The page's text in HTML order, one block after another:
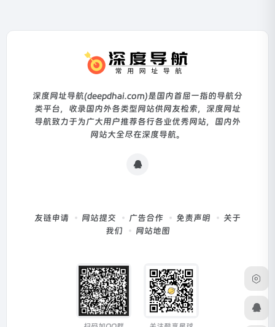
深度网址导航(deepdhai.com)是国内首屈一指的导航分
类平台，收录国内外各类型网站供网友检索，深度网址
导航致力于为广大用户推荐各行各业优秀网站，国内外
网站大全尽在深度导航。
友链申请 网站提交 广告合作 免责声明
关于
我们
网站地图